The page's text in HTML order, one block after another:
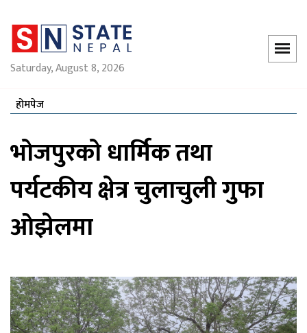
Saturday, August 8, 2026
होमपेज
भोजपुरको धार्मिक तथा
पर्यटकीय क्षेत्र चुलाचुली गुफा
ओझेलमा